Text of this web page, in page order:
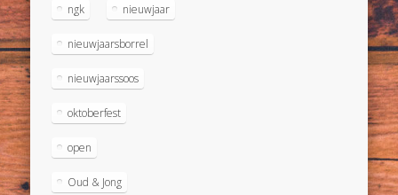
ngk nieuwjaar
nieuwjaarsborrel
nieuwjaarssoos
oktoberfest
open
Oud & Jong